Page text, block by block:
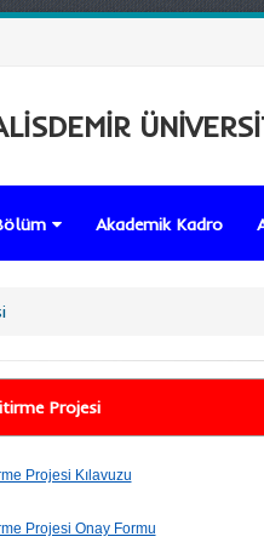
Akademik Kadro
Projesi
Projesi Kılavuzu
Projesi Onay Formu